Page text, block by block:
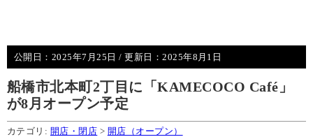
公開日： 2025年7月25日 / 更新日：2025年8月1日
船橋市北本町2丁目に「KAMECOCO Café」
が8月オープン予定
カテゴリ: 開店・閉店 > 開店（オープン）